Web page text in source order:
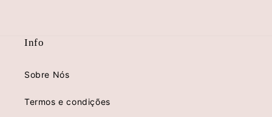
Info
Sobre Nós
Termos e condições